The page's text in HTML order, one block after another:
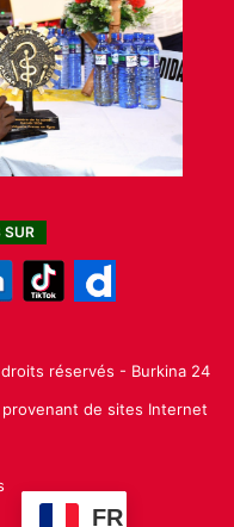
réservés - Burkina 24
de sites Internet
FR